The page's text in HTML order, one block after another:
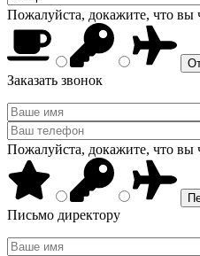
Пожалуйста, докажите, что вы
Заказать звонок
Пожалуйста, докажите, что вы
Письмо директору